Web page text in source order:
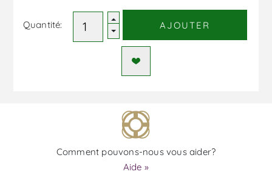
Quantité: AJOUTER
Comment pouvons-nous vous aider?
Aide »